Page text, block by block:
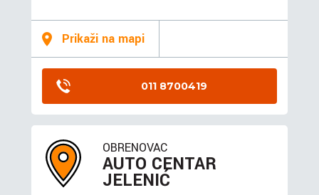
Prikaži na mapi
011 8700419
OBRENOVAC
AUTO CENTAR
JELENIĆ